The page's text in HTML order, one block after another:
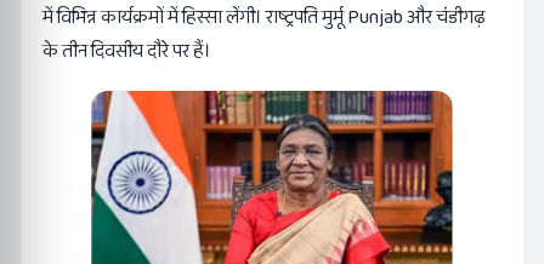
में विभिन्न कार्यक्रमों में हिस्सा लेंगी। राष्ट्रपति मुर्मू Punjab और चंडीगढ़
के तीन दिवसीय दौरे पर हैं।